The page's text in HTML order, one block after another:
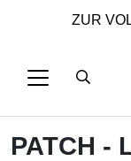
ZUR
PATCH -